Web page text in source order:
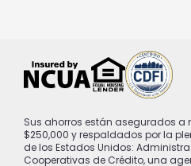
Sus ahorros están asegurados a
$250,000 y respaldados por la
de los Estados Unidos:
Cooperativas de Crédito, una